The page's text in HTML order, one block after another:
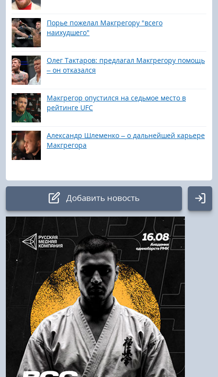
Порье пожелал Макгрегору "всего
наихудшего"
Олег Тактаров: предлагал Макгрегору помощь
– он отказался
Макгрегор опустился на седьмое место в
рейтинге UFC
Александр Шлеменко – о дальнейшей карьере
Макгрегора
Добавить новость
Авторизация
Логин:
Пароль
Войти
Напомнить пароль